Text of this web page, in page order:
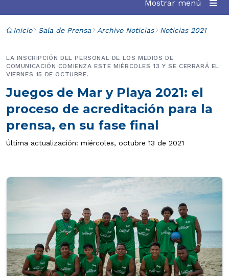
Mostrar menú
Inicio Sala de Prensa Archivo Noticias Noticias 2021
Juegos de Mar y Playa 2021: el
proceso de acreditación para la
prensa, en su fase final
LA INSCRIPCIÓN DEL PERSONAL DE LOS MEDIOS DE
COMUNICACIÓN COMIENZA ESTE MIÉRCOLES 13 Y SE CERRARÁ EL
VIERNES 15 DE OCTUBRE.
Última actualización: miércoles, octubre 13 de 2021